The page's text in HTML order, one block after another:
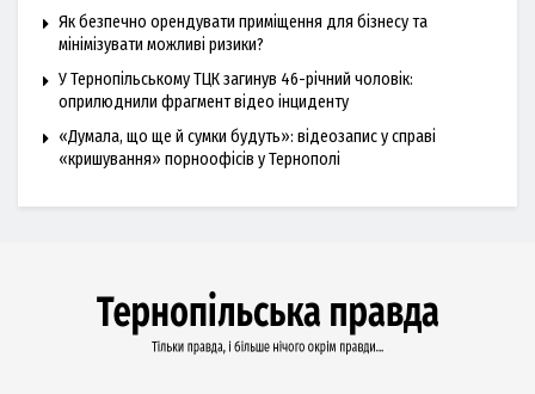
Як безпечно орендувати приміщення для бізнесу та
мінімізувати можливі ризики?
У Тернопільському ТЦК загинув 46-річний чоловік:
оприлюднили фрагмент відео інциденту
«Думала, що ще й сумки будуть»: відеозапис у справі
«кришування» порноофісів у Тернополі